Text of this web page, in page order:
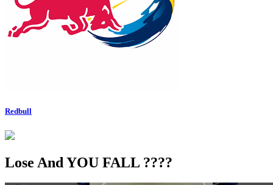
Redbull
Lose And YOU FALL ????